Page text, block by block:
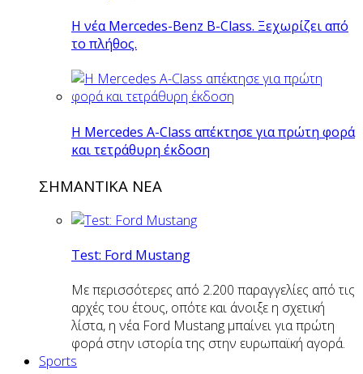
Η νέα Mercedes-Benz B-Class. Ξεχωρίζει από
το πλήθος.
H Mercedes Α-Class απέκτησε για πρώτη φορά
και τετράθυρη έκδοση
ΣΗΜΑΝΤΙΚΑ ΝΕΑ
Test: Ford Mustang
Με περισσότερες από 2.200 παραγγελίες από τις
αρχές του έτους, οπότε και άνοιξε η σχετική
λίστα, η νέα Ford Mustang μπαίνει για πρώτη
φορά στην ιστορία της στην ευρωπαϊκή αγορά.
Sports